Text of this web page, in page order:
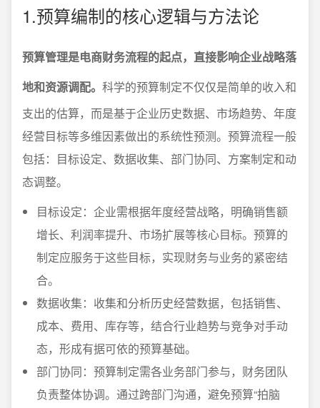
1.预算编制的核心逻辑与方法论
预算管理是电商财务流程的起点，直接影响企业战略落
地和资源调配。 科学的预算制定不仅仅是简单的收入和
支出的估算，而是基于企业历史数据、市场趋势、年度
经营目标等多维因素做出的系统性预测。预算流程一般
包括：目标设定、数据收集、部门协同、方案制定和动
态调整。
目标设定：企业需根据年度经营战略，明确销售额
增长、利润率提升、市场扩展等核心目标。预算的
制定应服务于这些目标，实现财务与业务的紧密结
合。
数据收集：收集和分析历史经营数据，包括销售、
成本、费用、库存等，结合行业趋势与竞争对手动
态，形成有据可依的预算基础。
部门协同：预算制定需各业务部门参与，财务团队
负责整体协调。通过跨部门沟通，避免预算“拍脑